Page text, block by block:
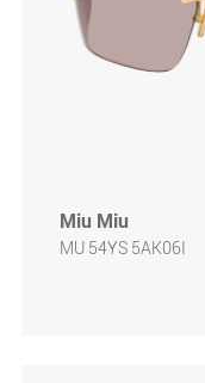
Miu Miu
MU 54YS 5AK06I